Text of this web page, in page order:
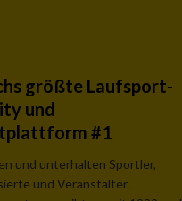
größte Laufsport-
und
#1
und unterhalten Sportler,
und Veranstalter.